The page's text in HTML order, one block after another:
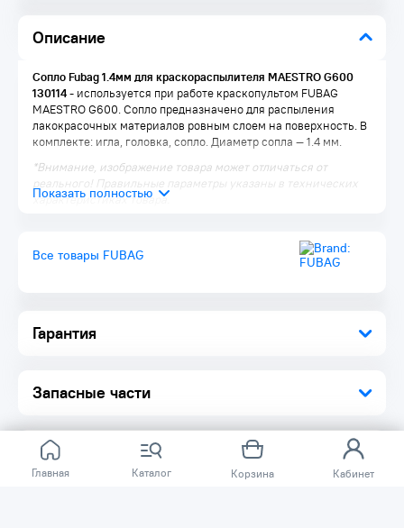
Главная Каталог Корзина Кабинет
Описание
Гарантия
Запасные части
Сопло Fubag 1.4мм для краскораспылителя MAESTRO G600
130114- используется при работе краскопультом FUBAG
MAESTRO G600. Сопло предназначено для распыления
лакокрасочных материалов ровным слоем на поверхность. В
комплекте: игла, головка, сопло. Диаметр сопла — 1.4 мм.
*Внимание, изображение товара может отличаться от
реального! Правильные параметры указаны в технических
характеристиках товара.
Все товары FUBAG